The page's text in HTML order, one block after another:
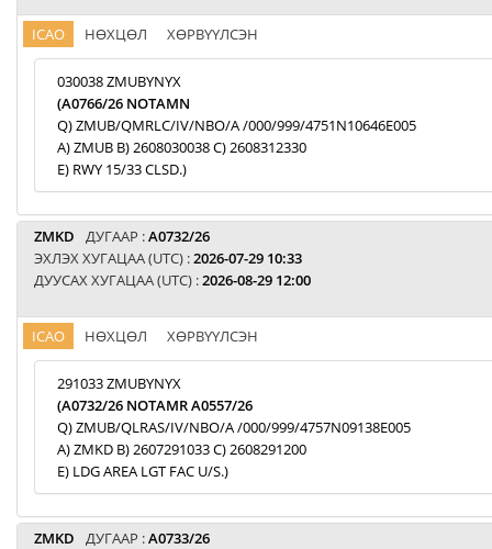
ICAO НӨХЦӨЛ ХӨРВҮҮЛСЭН
030038 ZMUBYNYX
(A0766/26 NOTAMN
Q) ZMUB/QMRLC/IV/NBO/A /000/999/4751N10646E005
A) ZMUB B) 2608030038 C) 2608312330
E) RWY 15/33 CLSD.)
ZMKD ДУГААР :A0732/26
ЭХЛЭХ ХУГАЦАА (UTC) :2026-07-29 10:33
ДУУСАХ ХУГАЦАА (UTC) :2026-08-29 12:00
ICAO НӨХЦӨЛ ХӨРВҮҮЛСЭН
291033 ZMUBYNYX
(A0732/26 NOTAMR A0557/26
Q) ZMUB/QLRAS/IV/NBO/A /000/999/4757N09138E005
A) ZMKD B) 2607291033 C) 2608291200
E) LDG AREA LGT FAC U/S.)
ZMKD ДУГААР :A0733/26